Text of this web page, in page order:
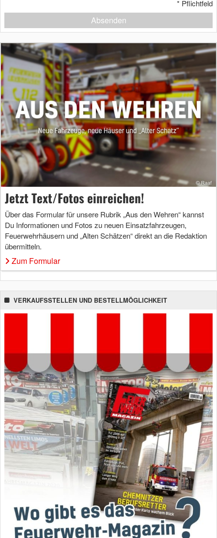
* Pflichtfeld
Absenden
Jetzt Text/Fotos einreichen!
Über das Formular für unsere Rubrik „Aus den Wehren“ kannst
Du Informationen und Fotos zu neuen Einsatzfahrzeugen,
Feuerwehrhäusern und „Alten Schätzen“ direkt an die Redaktion
übermitteln.
Zum Formular
VERKAUFSSTELLEN UND BESTELLMÖGLICHKEIT